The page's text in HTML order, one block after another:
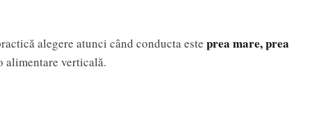
alegere atunci când conducta este prea mare, prea
alimentare verticală.